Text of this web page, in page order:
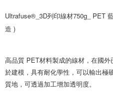
３．收到繳費通知簡訊後14天內，點
ATM／網路銀行／等多元方式進行付
※ 請注意：結帳手續完成當下不需立
※ 交易是否成功請以「AFTEE先享後
客戶支援中心」https://
Ultrafuse®_3D列印線材750g_ PET
造 )
高品質 PET材料製成的線材，在國
於建模，具有耐化學性，可以輸出極
質地，可透過加工增加透明度。